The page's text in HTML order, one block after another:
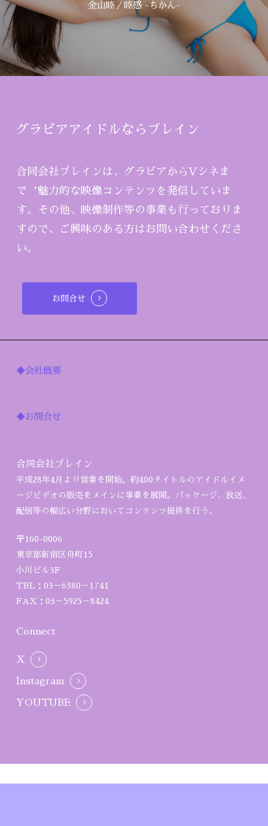
金山睦／睦感 -ちかん-
グラビアアイドルならブレイン
合同会社ブレインは、グラビアからVシネま
で‘魅力的な映像コンテンツを発信していま
す。その他、映像制作等の事業も行っておりま
すので、ご興味のある方はお問い合わせくださ
い。
お問合せ
◆会社概要
◆お問合せ
合同会社ブレイン
平成28年4月より営業を開始。約400タイトルのアイドルイメ
ージビデオの販売をメインに事業を展開。パッケージ、放送、
配信等の幅広い分野においてコンテンツ提供を行う。
〒160-0006
東京都新宿区舟町15
小川ビル3F
TEL：03－6380－1741
FAX：03－5925－8424
Connect
X
Instagram
YOUTUBE